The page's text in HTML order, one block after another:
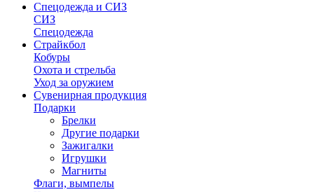
Спецодежда и СИЗ
СИЗ
Спецодежда
Страйкбол
Кобуры
Охота и стрельба
Уход за оружием
Сувенирная продукция
Подарки
Брелки
Другие подарки
Зажигалки
Игрушки
Магниты
Флаги, вымпелы